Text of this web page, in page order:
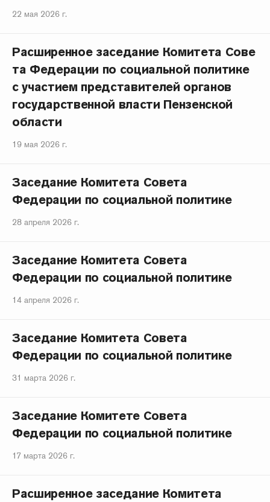
22 мая 2026 г.
Расширенное заседание Комитета Сове
та Федерации по социальной политике
с участием представителей органов
государственной власти Пензенской
области
19 мая 2026 г.
Заседание Комитета Совета
Федерации по социальной политике
28 апреля 2026 г.
Заседание Комитета Совета
Федерации по социальной политике
14 апреля 2026 г.
Заседание Комитета Совета
Федерации по социальной политике
31 марта 2026 г.
Заседание Комитете Совета
Федерации по социальной политике
17 марта 2026 г.
Расширенное заседание Комитета